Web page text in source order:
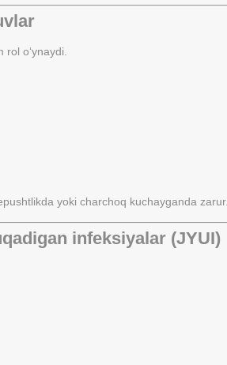
o‘ynaydi.
yoki charchoq kuchayganda zarur.
infeksiyalar (JYUI)